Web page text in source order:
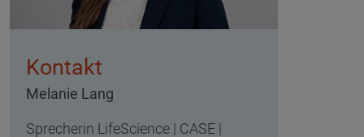
Kontakt
Melanie Lang
Sprecherin LifeScience | CASE |